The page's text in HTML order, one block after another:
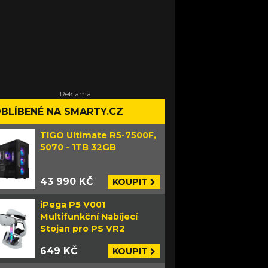
NA SMARTY.CZ
TIGO Ultimate R5-7500F,
5070 - 1TB 32GB
43 990 KČ KOUPIT
iPega P5 V001
Multifunkční Nabíjecí
Stojan pro PS VR2
649 KČ KOUPIT